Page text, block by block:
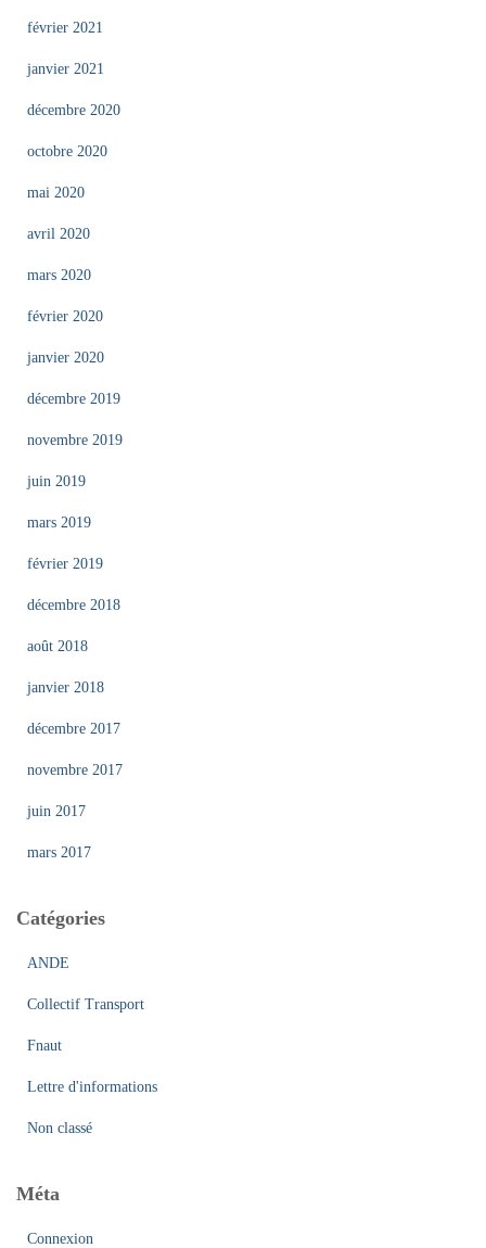
février 2021
janvier 2021
décembre 2020
octobre 2020
mai 2020
avril 2020
mars 2020
février 2020
janvier 2020
décembre 2019
novembre 2019
juin 2019
mars 2019
février 2019
décembre 2018
août 2018
janvier 2018
décembre 2017
novembre 2017
juin 2017
mars 2017
Catégories
ANDE
Collectif Transport
Fnaut
Lettre d'informations
Non classé
Méta
Connexion